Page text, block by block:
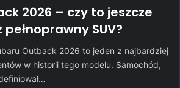
2026 – czy to jeszcze
SUV?
Outback 2026 to jeden z najbardziej
w historii tego modelu. Samochód,